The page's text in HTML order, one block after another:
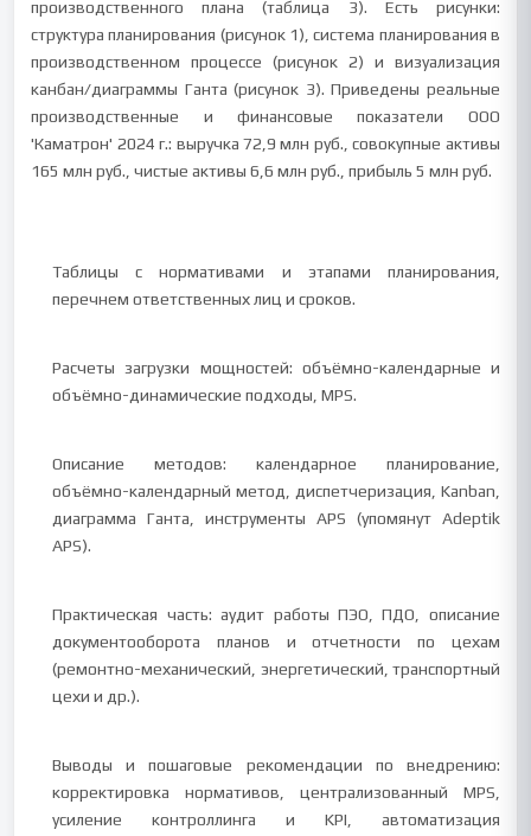
производственного плана (таблица 3). Есть рисунки:
структура планирования (рисунок 1), система планирования в
производственном процессе (рисунок 2) и визуализация
канбан/диаграммы Ганта (рисунок 3). Приведены реальные
производственные и финансовые показатели ООО
'Каматрон' 2024 г.: выручка 72,9 млн руб., совокупные активы
165 млн руб., чистые активы 6,6 млн руб., прибыль 5 млн руб.
Таблицы с нормативами и этапами планирования,
перечнем ответственных лиц и сроков.
Расчеты загрузки мощностей: объёмно-календарные и
объёмно-динамические подходы, MPS.
Описание методов: календарное планирование,
объёмно-календарный метод, диспетчеризация, Kanban,
диаграмма Ганта, инструменты APS (упомянут Adeptik
APS).
Практическая часть: аудит работы ПЭО, ПДО, описание
документооборота планов и отчетности по цехам
(ремонтно-механический, энергетический, транспортный
цехи и др.).
Выводы и пошаговые рекомендации по внедрению:
корректировка нормативов, централизованный MPS,
усиление контроллинга и KPI, автоматизация